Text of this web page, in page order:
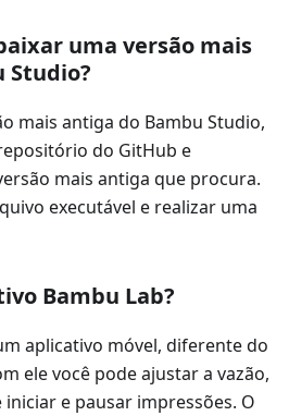
uma versão mais
Studio?
mais antiga do Bambu Studio,
do GitHub e
mais antiga que procura.
executável e realizar uma
Bambu Lab?
aplicativo móvel, diferente do
ele você pode ajustar a vazão,
e pausar impressões. O